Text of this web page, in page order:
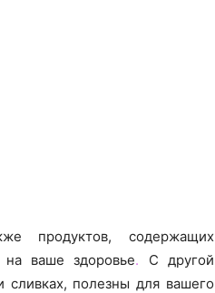
продуктов, содержащих
на ваше здоровье. С другой
полезны для вашего